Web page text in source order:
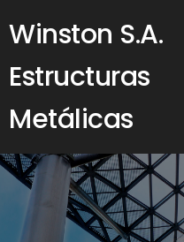
Winston S.A.
Estructuras
Metálicas